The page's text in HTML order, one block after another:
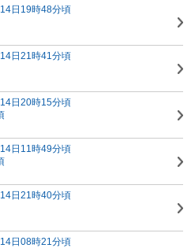
日19時48分頃
日21時41分頃
日20時15分頃
日11時49分頃
日21時40分頃
日08時21分頃